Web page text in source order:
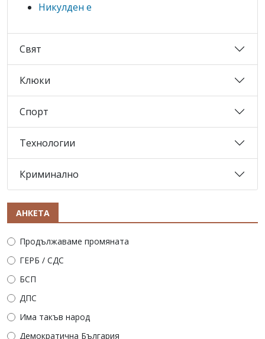
Никулден е
Свят
Клюки
Спорт
Технологии
Криминално
АНКЕТА
Продължаваме промяната
ГЕРБ / СДС
БСП
ДПС
Има такъв народ
Демократична България